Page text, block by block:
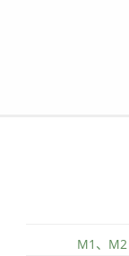
M1、M2